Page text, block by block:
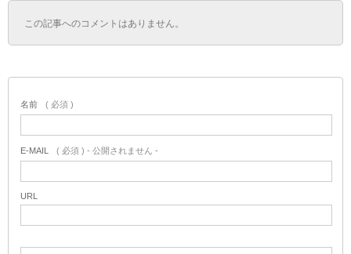
この記事へのコメントはありません。
名前 ( 必須 )
E-MAIL ( 必須 ) - 公開されません -
URL